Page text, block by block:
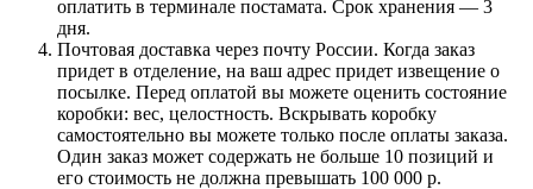
оплатить в терминале постамата. Срок хранения — 3
дня.
Почтовая доставка через почту России. Когда заказ
придет в отделение, на ваш адрес придет извещение о
посылке. Перед оплатой вы можете оценить состояние
коробки: вес, целостность. Вскрывать коробку
самостоятельно вы можете только после оплаты заказа.
Один заказ может содержать не больше 10 позиций и
его стоимость не должна превышать 100 000 р.